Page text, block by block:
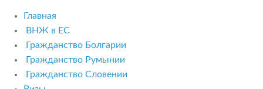
Главная
ВНЖ в ЕС
Гражданство Болгарии
Гражданство Румынии
Гражданство Словении